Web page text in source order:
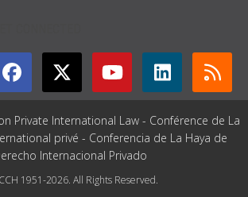
Private International Law - Conférence de La
privé - Conferencia de La Haya de
Internacional Privado
1951-2026. All Rights Reserved.